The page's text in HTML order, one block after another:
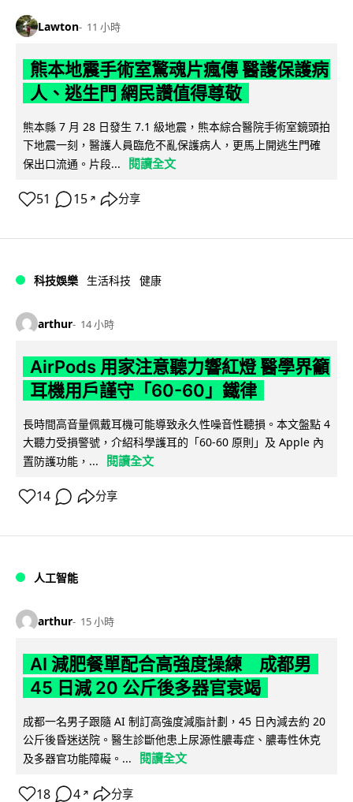
Lawton 11 小時
熊本地震手術室驚魂片瘋傳 醫護保護病
人、逃生門 網民讚值得尊敬
熊本縣 7 月 28 日發生 7.1 級地震，熊本綜合醫院手術室鏡頭拍
下地震一刻，醫護人員臨危不亂保護病人，更馬上開逃生門確
保出口流通。片段...
閱讀全文
51 15 ↗ 分享
科技娛樂 生活科技 健康
arthur 14 小時
AirPods 用家注意聽力響紅燈 醫學界籲
耳機用戶謹守「60-60」鐵律
長時間高音量佩戴耳機可能導致永久性噪音性聽損。本文盤點 4
大聽力受損警號，介紹科學護耳的「60-60 原則」及 Apple 內
置防護功能，...
閱讀全文
14 分享
人工智能
arthur 15 小時
AI 減肥餐單配合高強度操練 成都男
45 日減 20 公斤後多器官衰竭
成都一名男子跟隨 AI 制訂高強度減脂計劃，45 日內減去約 20
公斤後昏迷送院。醫生診斷他患上尿源性膿毒症、膿毒性休克
及多器官功能障礙。...
閱讀全文
18 4 ↗ 分享